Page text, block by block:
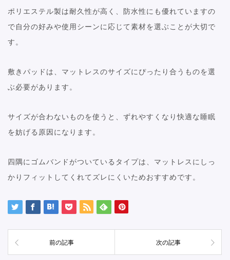
ポリエステル製は耐久性が高く、防水性にも優れていますの
で自分の好みや使用シーンに応じて素材を選ぶことが大切で
す。
敷きパッドは、マットレスのサイズにぴったり合うものを選
ぶ必要があります。
サイズが合わないものを使うと、ずれやすくなり快適な睡眠
を妨げる原因になります。
四隅にゴムバンドがついているタイプは、マットレスにしっ
かりフィットしてくれてズレにくいためおすすめです。
前の記事 次の記事